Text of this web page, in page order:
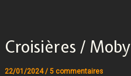
Croisières / Moby
22/01/2024/ 5 commentaires